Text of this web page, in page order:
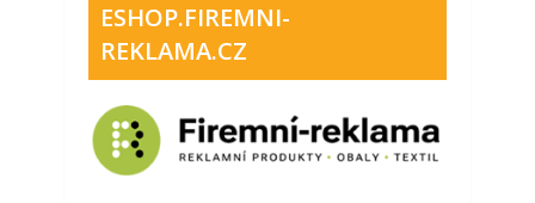
ESHOP.FIREMNI-
REKLAMA.CZ